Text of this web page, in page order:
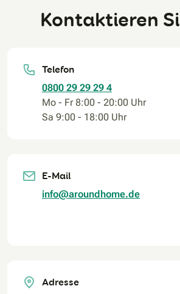
Kontaktieren
Telefon
0800 29 29 29 4
Mo - Fr 8:00 - 20:00 Uhr
Sa 9:00 - 18:00 Uhr
E-Mail
info@aroundhome.de
Adresse